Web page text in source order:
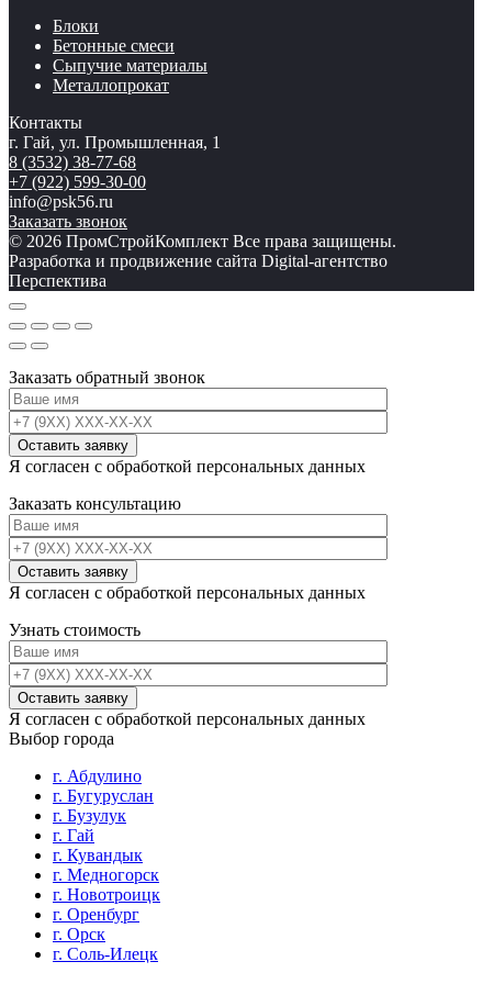
Блоки
Бетонные смеси
Сыпучие материалы
Металлопрокат
Контакты
г. Гай, ул. Промышленная, 1
8 (3532) 38-77-68
+7 (922) 599-30-00
info@psk56.ru
Заказать звонок
© 2026 ПромСтройКомплект Все права защищены.
Разработка и продвижение сайта Digital-агентство
Перспектива
Заказать обратный звонок
Я согласен с обработкой персональных данных
Заказать консультацию
Я согласен с обработкой персональных данных
Узнать стоимость
Я согласен с обработкой персональных данных
Выбор города
г. Абдулино
г. Бугуруслан
г. Бузулук
г. Гай
г. Кувандык
г. Медногорск
г. Новотроицк
г. Оренбург
г. Орск
г. Соль-Илецк